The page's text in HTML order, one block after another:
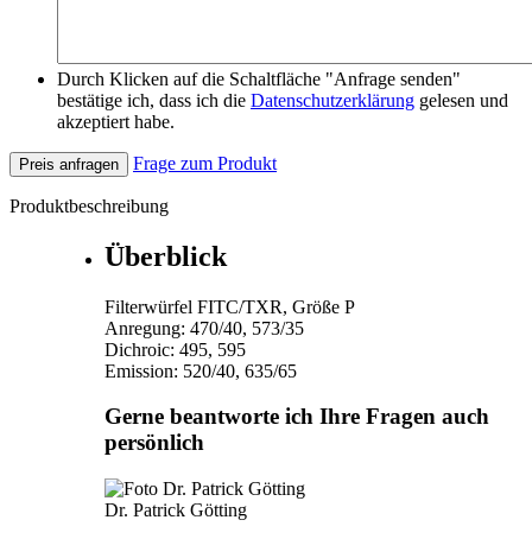
Durch Klicken auf die Schaltfläche "Anfrage senden"
bestätige ich, dass ich die Datenschutzerklärung gelesen und
akzeptiert habe.
Preis anfragen Frage zum Produkt
Produktbeschreibung
Überblick
Filterwürfel FITC/TXR, Größe P
Anregung: 470/40, 573/35
Dichroic: 495, 595
Emission: 520/40, 635/65
Gerne beantworte ich Ihre Fragen auch
persönlich
Dr. Patrick Götting